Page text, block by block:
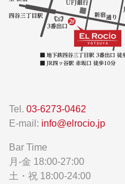
Tel. 03-6273-0462
E-mail: info@elrocio.jp
Bar Time
月-金 18:00-27:00
土・祝 18:00-24:00